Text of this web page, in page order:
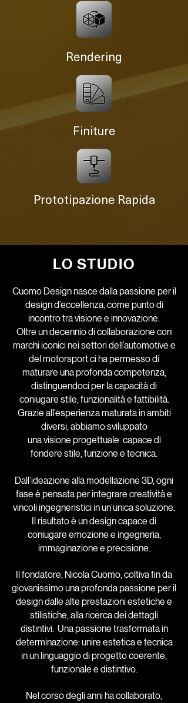
Rendering
Finiture
Prototipazione Rapida
LO STUDIO
Cuomo Design nasce dalla passione per il
design d’eccellenza, come punto di
incontro tra visione e innovazione.
Oltre un decennio di collaborazione con
marchi iconici nei settori dell’automotive e
del motorsport ci ha permesso di
maturare una profonda competenza,
distinguendoci per la capacità di
coniugare stile, funzionalità e fattibilità.
Grazie all’esperienza maturata in ambiti
diversi, abbiamo sviluppato
una visione progettuale capace di
fondere stile, funzione e tecnica.
Dall’ideazione alla modellazione 3D, ogni
fase è pensata per integrare creatività e
vincoli ingegneristici in un’unica soluzione.
Il risultato è un design capace di
coniugare emozione e ingegneria,
immaginazione e precisione.
Il fondatore, Nicola Cuomo, coltiva fin da
giovanissimo una profonda passione per il
design dalle alte prestazioni estetiche e
stilistiche, alla ricerca dei dettagli
distintivi. Una passione trasformata in
determinazione: unire estetica e tecnica
in un linguaggio di progetto coerente,
funzionale e distintivo.
Nel corso degli anni ha collaborato,